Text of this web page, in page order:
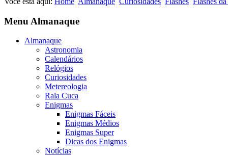
Menu Almanaque
Almanaque
Astronomia
Calendários
Relógios
Curiosidades
Metereologia
Rala Cuca
Enigmas
Enigmas Fáceis
Enigmas Médios
Enigmas Super
Dicas dos Enigmas
Notícias